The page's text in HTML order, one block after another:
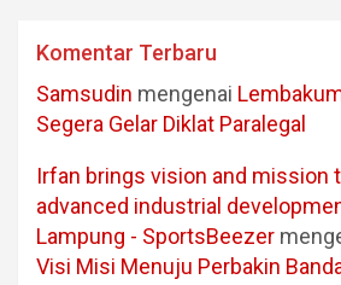
Komentar Terbaru
Samsudin mengenai
Segera Gelar Diklat Paralegal
Irfan brings vision and mission
advanced industrial
Lampung - SportsBeezer
Visi Misi Menuju Perbakin